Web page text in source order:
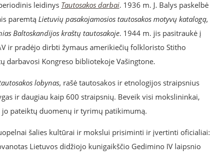
leidinys Tautosakos darbai. 1936 m. J. Balys paskelbė
paremtąLietuvių pasakojamosios tautosakos motyvų katalogą,
Baltoskandijos kraštų tautosakoje. 1944 m. jis pasitraukė į
ir pradėjo dirbti žymaus amerikiečių folkloristo Stitho
darbavosi Kongreso bibliotekoje Vašingtone.
lobynas, rašė tautosakos ir etnologijos straipsnius
ir daugiau kaip 600 straipsnių. Beveik visi mokslininkai,
jo pateiktų duomenų ir tyrimų patikimumą.
šalies kultūrai ir mokslui prisiminti ir įvertinti oficialiai:
Lietuvos didžiojo kunigaikščio Gedimino IV laipsnio